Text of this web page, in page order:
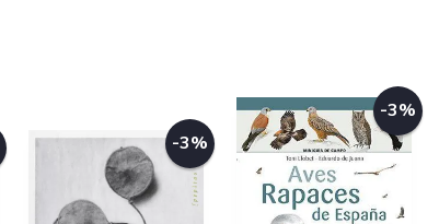
-3%
-3%